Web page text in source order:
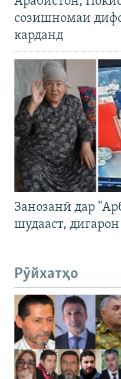
созишномаи
карданд
Занозанӣ дар
шудааст, дигарон
Рӯйхатҳо